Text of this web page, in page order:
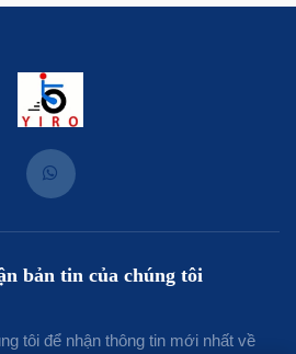
bản tin của chúng tôi
tôi để nhận thông tin mới nhất về